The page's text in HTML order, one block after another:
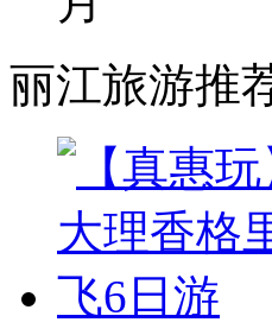
丽江旅游推